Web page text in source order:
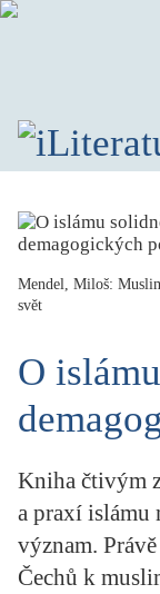
LITERATURY
KATEGORIE
Mendel, Miloš:
svět
O
Kniha čtivým
a praxí islámu
význam.
Čechů k